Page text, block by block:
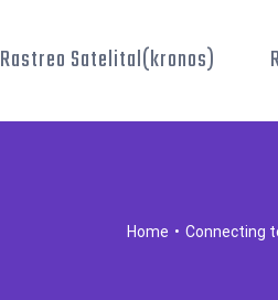
Rastreo Satelital(kronos)
Home • Connecting